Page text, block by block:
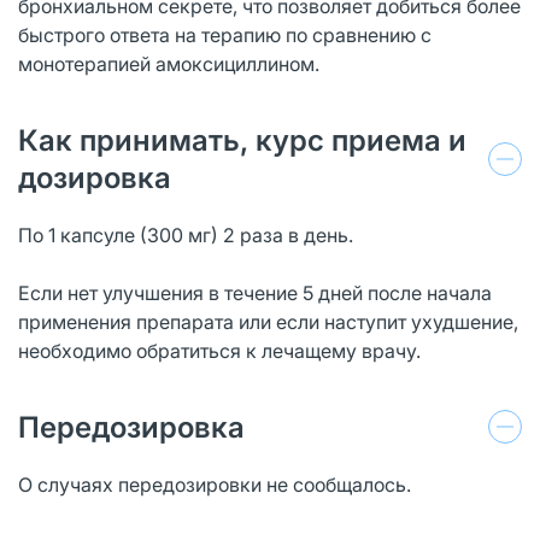
бронхиальном секрете, что позволяет добиться более
быстрого ответа на терапию по сравнению с
монотерапией амоксициллином.
Как принимать, курс приема и
дозировка
По 1 капсуле (300 мг) 2 раза в день.
Если нет улучшения в течение 5 дней после начала
применения препарата или если наступит ухудшение,
необходимо обратиться к лечащему врачу.
Передозировка
О случаях передозировки не сообщалось.